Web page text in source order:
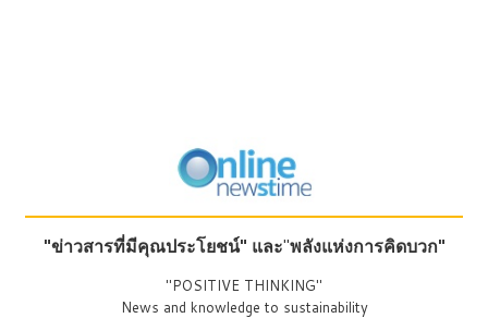
"ข่าวสารที่มีคุณประโยชน์" และ"พลังแห่งการคิดบวก"
"POSITIVE THINKING"
News and knowledge to sustainability